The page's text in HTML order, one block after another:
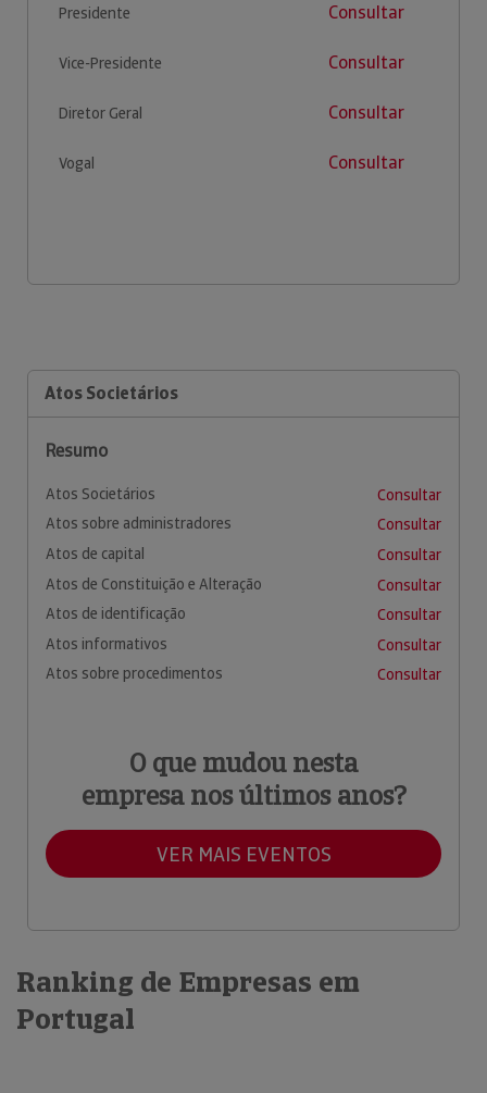
Presidente Consultar
Vice-Presidente Consultar
Diretor Geral Consultar
Vogal Consultar
Atos Societários
Resumo
Atos Societários
Consultar
Atos sobre administradores
Consultar
Atos de capital
Consultar
Atos de Constituição e Alteração
Consultar
Atos de identificação
Consultar
Atos informativos
Consultar
Atos sobre procedimentos
Consultar
O que mudou nesta
empresa nos últimos anos?
VER MAIS EVENTOS
Ranking de Empresas em
Portugal